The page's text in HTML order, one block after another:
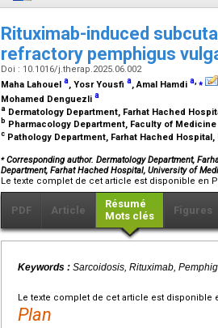
Rituximab-induced
refractory pemphigus
Doi : 10.1016/j.therap.2025.06.002
Maha Lahouel a, Yosr Yousfi a, Amal Hamdi a,⁎
Mohamed Denguezli a
a Dermatology Department, Farhat Hached
b Pharmacology Department, Faculty of
c Pathology Department, Farhat Hached
⁎Corresponding author. Dermatology Department,
Department, Farhat Hached Hospital, University of
Le texte complet de cet article est disponible en
PDF Article
Résumé
Mots clés
Figures
Keywords : Sarcoidosis, Rituximab,
Le texte complet de cet article est disponible
Plan